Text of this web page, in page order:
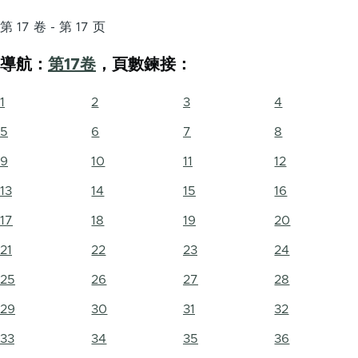
第 17 卷 - 第 17 页
導航： 第17卷 ，頁數鍊接：
1 2 3 4
5 6 7 8
9 10 11 12
13 14 15 16
17 18 19 20
21 22 23 24
25 26 27 28
29 30 31 32
33 34 35 36